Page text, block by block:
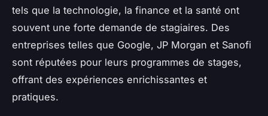
tels que la technologie, la finance et la santé ont
souvent une forte demande de stagiaires. Des
entreprises telles que Google, JP Morgan et Sanofi
sont réputées pour leurs programmes de stages,
offrant des expériences enrichissantes et
pratiques.